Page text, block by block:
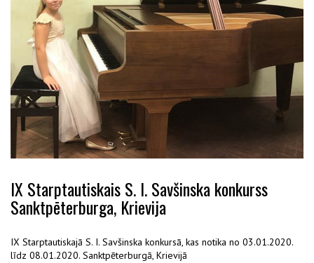
IX Starptautiskais S. I. Savšinska konkurss
Sanktpēterburga, Krievija
IX Starptautiskajā S. I. Savšinska konkursā, kas notika no 03.01.2020.
līdz 08.01.2020. Sanktpēterburgā, Krievijā